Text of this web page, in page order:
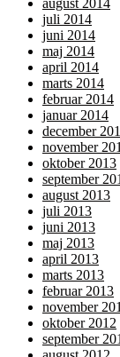
august 2014
juli 2014
juni 2014
maj 2014
april 2014
marts 2014
februar 2014
januar 2014
december
november
oktober 2013
september
august 2013
juli 2013
juni 2013
maj 2013
april 2013
marts 2013
februar 2013
november
oktober 2012
september